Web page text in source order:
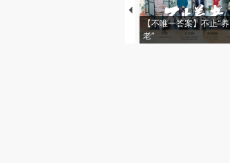
【不唯一答案】不止“养
老”